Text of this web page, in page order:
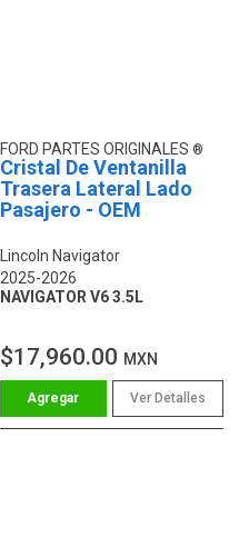
FORD PARTES ORIGINALES
Cristal De Ventanilla
Trasera Lateral Lado
Pasajero - OEM
Lincoln Navigator
2025-2026
NAVIGATOR V6 3.5L
$17,960.00 MXN
Ver Detalles